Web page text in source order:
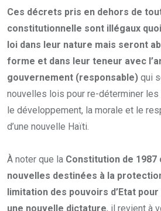
Ces décrets pris en dehors de
constitutionnelle sont illégaux
loi dans leur nature mais seront
forme et dans leur teneur avec
gouvernement (responsable) qui
nouvelles lois pour re-déterminer
le développement, la morale et le
d’une nouvelle Haïti.
À noter que la Constitution de
nouvelles destinées à la
limitation des pouvoirs d’Etat
une nouvelle dictature, il revient à